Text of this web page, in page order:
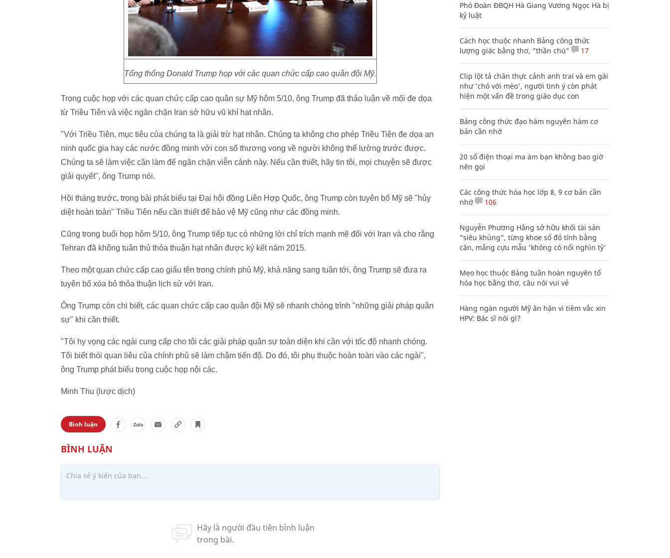
Tổng thống Donald Trump họp với các quan chức cấp cao quân đội Mỹ.
Trong cuộc họp với các quan chức cấp cao quân sự Mỹ hôm 5/10, ông Trump đã thảo luận về mối đe dọa
từ Triều Tiên và việc ngăn chặn Iran sở hữu vũ khí hạt nhân.
"Với Triều Tiên, mục tiêu của chúng ta là giải trừ hạt nhân. Chúng ta không cho phép Triều Tiên đe dọa an
ninh quốc gia hay các nước đồng minh với con số thương vong về người không thể lường trước được.
Chúng ta sẽ làm việc cần làm để ngăn chặn viễn cảnh này. Nếu cần thiết, hãy tin tôi, mọi chuyện sẽ được
giải quyết", ông Trump nói.
Hồi tháng trước, trong bài phát biểu tại Đại hội đồng Liên Hợp Quốc, ông Trump còn tuyên bố Mỹ sẽ "hủy
diệt hoàn toàn" Triều Tiên nếu cần thiết để bảo vệ Mỹ cũng như các đồng minh.
Cũng trong buổi họp hôm 5/10, ông Trump tiếp tục có những lời chỉ trích mạnh mẽ đối với Iran và cho rằng
Tehran đã không tuân thủ thỏa thuận hạt nhân được ký kết năm 2015.
Theo một quan chức cấp cao giấu tên trong chính phủ Mỹ, khả năng sang tuần tới, ông Trump sẽ đưa ra
tuyên bố xóa bỏ thỏa thuận lịch sử với Iran.
Ông Trump còn chi biết, các quan chức cấp cao quân đội Mỹ sẽ nhanh chóng trình "những giải pháp quân
sự" khi cần thiết.
"Tôi hy vọng các ngài cung cấp cho tôi các giải pháp quân sự toàn diện khi cần với tốc độ nhanh chóng.
Tôi biết thói quan liêu của chính phủ sẽ làm chậm tiến độ. Do đó, tôi phụ thuộc hoàn toàn vào các ngài",
ông Trump phát biểu trong cuộc họp nội các.
Minh Thu (lược dịch)
Bình luận
Phó Đoàn ĐBQH Hà Giang Vương Ngọc Hà bị
kỷ luật
Cách học thuộc nhanh Bảng công thức
lượng giác bằng thơ, "thần chú"
17
Clip lột tả chân thực cảnh anh trai và em gái
như 'chó với mèo', người tinh ý còn phát
hiện một vấn đề trong giáo dục con
Bảng công thức đạo hàm nguyên hàm cơ
bản cần nhớ
20 số điện thoại ma ám bạn không bao giờ
nên gọi
Các công thức hóa học lớp 8, 9 cơ bản cần
nhớ
106
Nguyễn Phương Hằng sở hữu khối tài sản
"siêu khủng", từng khoe sổ đỏ tính bằng
cân, mắng cựu mẫu 'không có nổi nghìn tỷ'
Mẹo học thuộc Bảng tuần hoàn nguyên tố
hóa học bằng thơ, câu nói vui vẻ
Hàng ngàn người Mỹ ân hận vì tiêm vắc xin
HPV: Bác sĩ nói gì?